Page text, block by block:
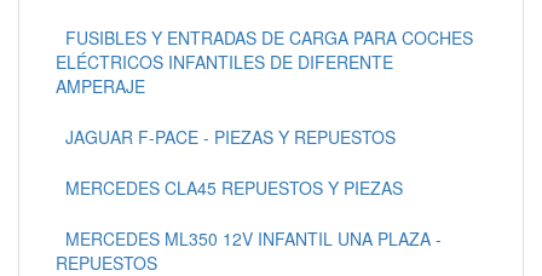
FUSIBLES Y ENTRADAS DE CARGA PARA COCHES
ELÉCTRICOS INFANTILES DE DIFERENTE
AMPERAJE
JAGUAR F-PACE - PIEZAS Y REPUESTOS
MERCEDES CLA45 REPUESTOS Y PIEZAS
MERCEDES ML350 12V INFANTIL UNA PLAZA -
REPUESTOS